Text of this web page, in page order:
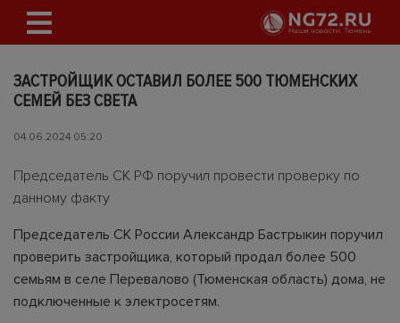
ЗАСТРОЙЩИК ОСТАВИЛ БОЛЕЕ 500 ТЮМЕНСКИХ
СЕМЕЙ БЕЗ СВЕТА
04.06.2024 05:20
Председатель СК РФ поручил провести проверку по
данному факту
Председатель СК России Александр Бастрыкин поручил
проверить застройщика, который продал более 500
семьям в селе Перевалово (Тюменская область) дома, не
подключенные к электросетям.